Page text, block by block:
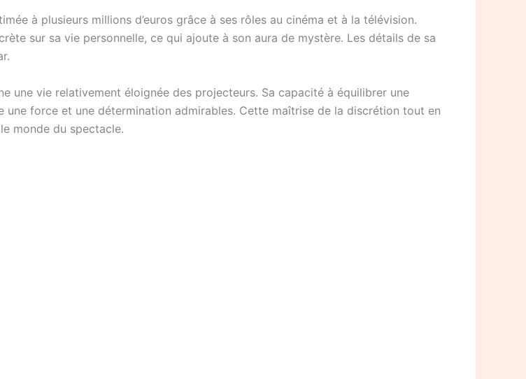
à plusieurs millions d’euros grâce à ses rôles au cinéma et à la télévision.
sur sa vie personnelle, ce qui ajoute à son aura de mystère. Les détails de sa
une vie relativement éloignée des projecteurs. Sa capacité à équilibrer une
force et une détermination admirables. Cette maîtrise de la discrétion tout en
monde du spectacle.